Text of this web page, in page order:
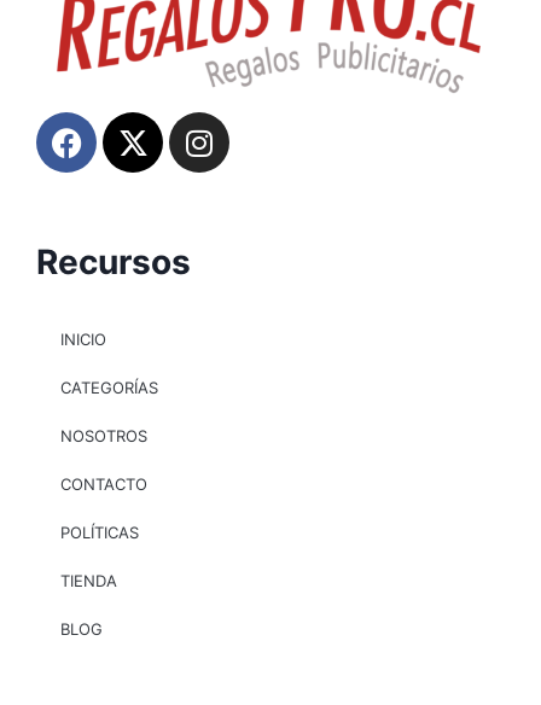
Recursos
INICIO
CATEGORÍAS
NOSOTROS
CONTACTO
POLÍTICAS
TIENDA
BLOG